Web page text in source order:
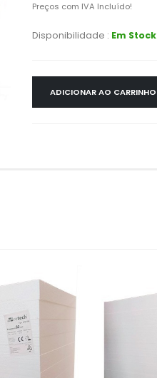
Preços com IVA Incluído!
Disponibilidade : Em Stock
ADICIONAR AO CARRINHO